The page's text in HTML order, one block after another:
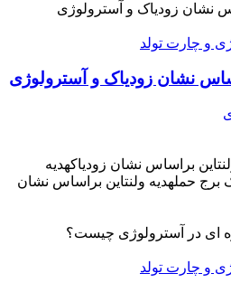
و چارت تولد
نشان زودیاک و آسترولوژی
براساس نشان زودیاکهدیه
برج حملهدیه ولنتاین براساس نشان
و چارت تولد